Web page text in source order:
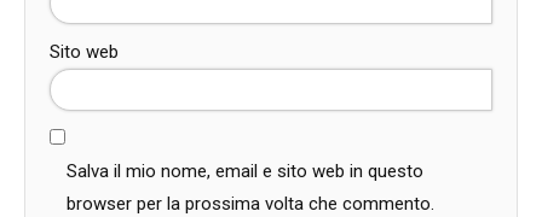
Sito web
Salva il mio nome, email e sito web in questo
browser per la prossima volta che commento.